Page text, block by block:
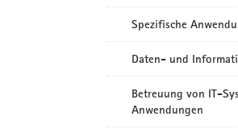
Spezifische
Daten- und
Betreuung von IT-
Anwendungen